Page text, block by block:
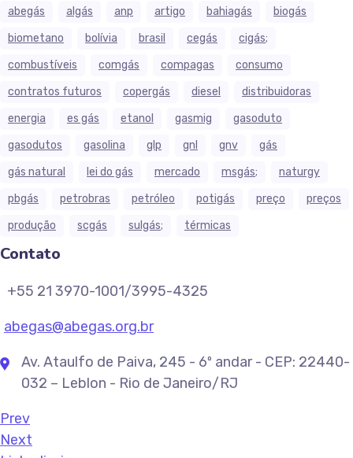
abegás algás anp artigo bahiagás
biogás
biometano
bolívia brasil cegás
cigás;
combustíveis
comgás compagas
consumo
contratos futuros
copergás diesel
distribuidoras
energia
es gás etanol gasmig
gasoduto
gasodutos
gasolina glp gnl gnv
gás
gás natural
lei do gás mercado msgás;
naturgy
pbgás
petrobras petróleo potigás preço
preços
produção
scgás sulgás; térmicas
Contato
+55 21 3970-1001/3995-4325
abegas@abegas.org.br
Av. Ataulfo de Paiva, 245 - 6º andar - CEP: 22440-
032 – Leblon - Rio de Janeiro/RJ
Prev
Next